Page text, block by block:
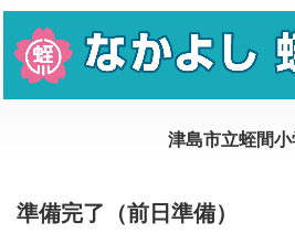
準備完了（前日準備）